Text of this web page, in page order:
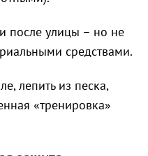
после улицы – но не
средствами.
лепить из песка,
«тренировка»